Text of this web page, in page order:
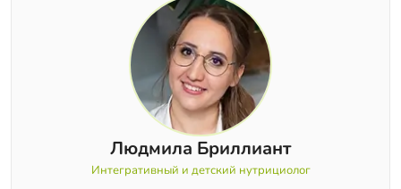
Людмила Бриллиант
Интегративный и детский нутрициолог